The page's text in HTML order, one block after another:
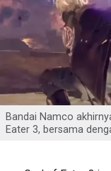
Bandai Namco
Eater 3, bersama